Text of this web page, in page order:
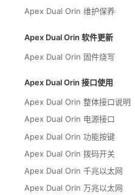
Apex Dual Orin 维护保养
Apex Dual Orin 软件更新
Apex Dual Orin 固件烧写
Apex Dual Orin 接口使用
Apex Dual Orin 整体接口说明
Apex Dual Orin 电源接口
Apex Dual Orin 功能按键
Apex Dual Orin 拨码开关
Apex Dual Orin 千兆以太网
Apex Dual Orin 万兆以太网